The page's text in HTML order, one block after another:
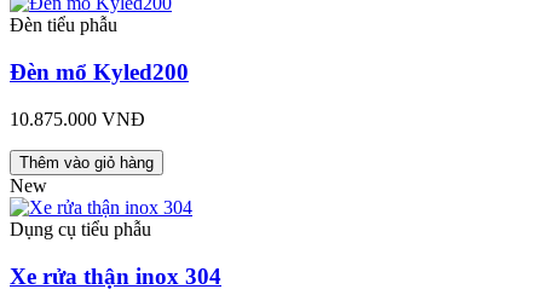
Đèn tiểu phẫu
Đèn mổ Kyled200
10.875.000 VNĐ
Thêm vào giỏ hàng
New
Dụng cụ tiểu phẫu
Xe rửa thận inox 304